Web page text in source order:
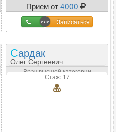
Прием от4000
Записаться
Сардак
Олег Сергеевич
Врач высшей категории
Стаж: 17